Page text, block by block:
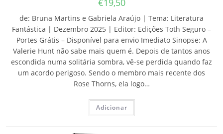
€19,50
de: Bruna Martins e Gabriela Araújo | Tema: Literatura
Fantástica | Dezembro 2025 | Editor: Edições Toth Seguro –
Portes Grátis – Disponível para envio Imediato Sinopse: A
Valerie Hunt não sabe mais quem é. Depois de tantos anos
escondida numa solitária sombra, vê-se perdida quando faz
um acordo perigoso. Sendo o membro mais recente dos
Rose Thorns, ela logo…
Adicionar